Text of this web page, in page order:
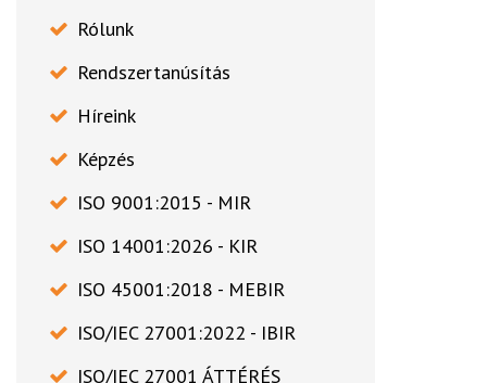
Rólunk
Rendszertanúsítás
Híreink
Képzés
ISO 9001:2015 - MIR
ISO 14001:2026 - KIR
ISO 45001:2018 - MEBIR
ISO/IEC 27001:2022 - IBIR
ISO/IEC 27001 ÁTTÉRÉS